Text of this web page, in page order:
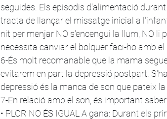
seguides. Els episodis d'alimentació
tracta de llançar el missatge inicial a
nit per menjar NO s'encengui la llum, NO li
necessita canviar el bolquer faci-ho amb
6-És molt recomanable que la mama
evitarem en part la depressió postpart.
depressió és la manca de son que pateix
7-En relació amb el son, és important saber
• PLOR NO ÉS IGUAL A gana: Durant els